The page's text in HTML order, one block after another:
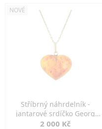
NOVÉ
Stříbrný náhrdelník -
jantarové srdíčko Georg
Kramer
2 000 Kč